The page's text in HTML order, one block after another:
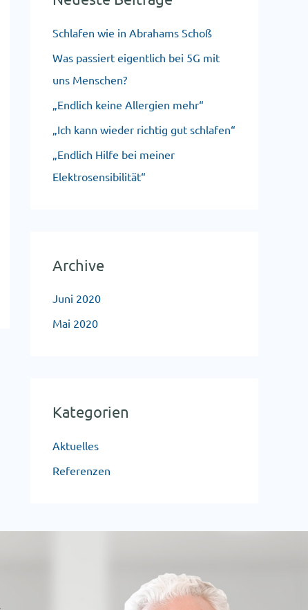
n
a
c
h
:
Schlafen wie in Abrahams Schoß
Was passiert eigentlich bei 5G mit
uns Menschen?
„Endlich keine Allergien mehr“
„Ich kann wieder richtig gut schlafen“
„Endlich Hilfe bei meiner
Elektrosensibilität“
Archive
Juni 2020
Mai 2020
Kategorien
Aktuelles
Referenzen